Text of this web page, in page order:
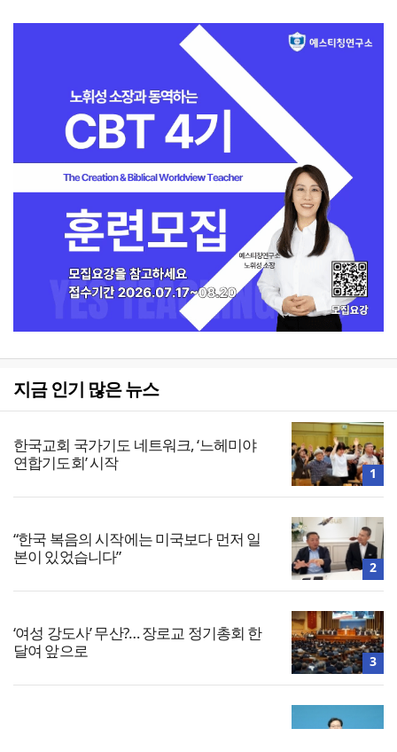
지금 인기 많은 뉴스
한국교회 국가기도 네트워크, ‘느헤미야
연합기도회’ 시작
1
“한국 복음의 시작에는 미국보다 먼저 일
본이 있었습니다”
2
‘여성 강도사’ 무산?… 장로교 정기총회 한
달여 앞으로
3